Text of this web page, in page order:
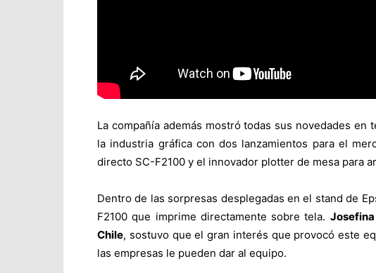
La compañía además mostró todas sus novedades
la industria gráfica con dos lanzamientos para el
directo SC-F2100 y el innovador plotter de mesa para
Dentro de las sorpresas desplegadas en el stand de
F2100 que imprime directamente sobre tela.
Chile, sostuvo que el gran interés que provocó este
las empresas le pueden dar al equipo.